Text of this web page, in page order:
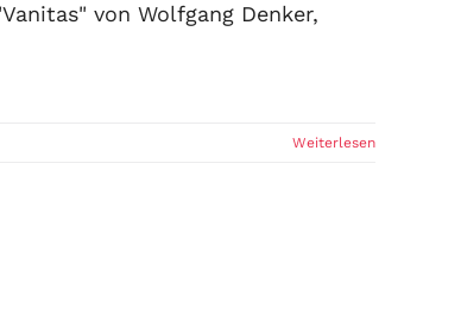
von Wolfgang Denker,
Weiterlesen